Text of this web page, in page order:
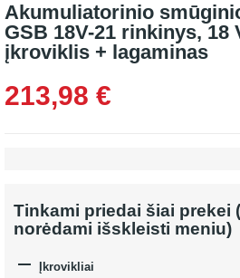
Akumuliatorinio
GSB 18V-21 rinkinys, 18
įkroviklis + lagaminas
213,98 €
Tinkami priedai šiai prekei
norėdami išskleisti meniu)
 Įkrovikliai